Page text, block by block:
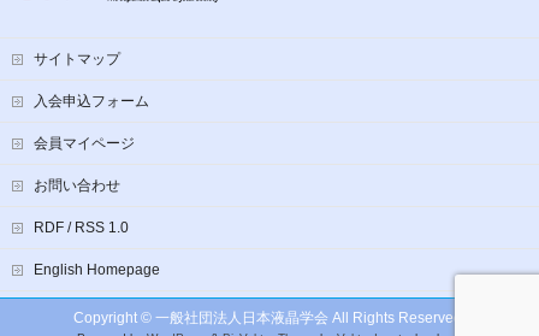
サイトマップ
入会申込フォーム
会員マイページ
お問い合わせ
RDF / RSS 1.0
English Homepage
Copyright © 一般社団法人日本液晶学会 All Rights Reserved.